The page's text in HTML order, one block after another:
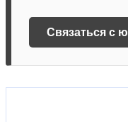
Связаться с